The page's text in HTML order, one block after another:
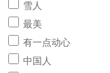
雪人
最美
有一点动心
中国人